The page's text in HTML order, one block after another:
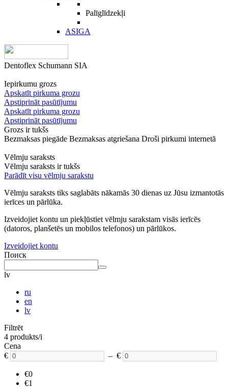
Palīglīdzekļi
ASIGA
Dentoflex Schumann SIA
Iepirkumu grozs
Apskatīt pirkuma grozu
Apstiprināt pasūtījumu
Apskatīt pirkuma grozu
Apstiprināt pasūtījumu
Grozs ir tukšs
Bezmaksas piegāde Bezmaksas atgriešana Droši pirkumi internetā
Vēlmju saraksts
Vēlmju saraksts ir tukšs
Parādīt visu vēlmju sarakstu
Vēlmju saraksts tiks saglabāts nākamās 30 dienas uz Jūsu izmantotās
ierīces un pārlūka.
Izveidojiet kontu un piekļūstiet vēlmju sarakstam visās ierīcēs
(datoros, planšetēs un mobilos telefonos) un pārlūkos.
Izveidojiet kontu
Поиск
lv
ru
en
lv
Filtrēt
4 produkts/i
Cena
€
– €
€0
€1